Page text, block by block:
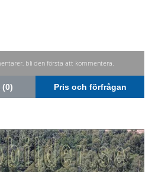
bli den första att kommentera.
(0) Pris och förfrågan